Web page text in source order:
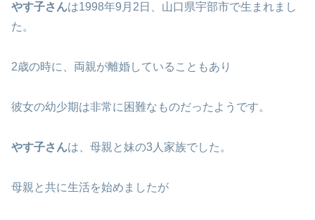
やす子さんは1998年9月2日、山口県宇部市で生まれまし
た。
2歳の時に、両親が離婚していることもあり
彼女の幼少期は非常に困難なものだったようです。
やす子さんは、母親と妹の3人家族でした。
母親と共に生活を始めましたが